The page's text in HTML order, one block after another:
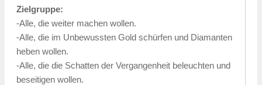
Zielgruppe:
-Alle, die weiter machen wollen.
-Alle, die im Unbewussten Gold schürfen und Diamanten
heben wollen.
-Alle, die die Schatten der Vergangenheit beleuchten und
beseitigen wollen.